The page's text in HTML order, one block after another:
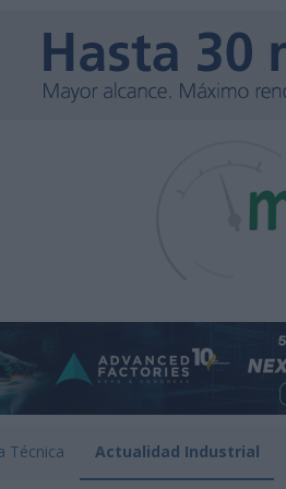
Técnica Actualidad Industrial